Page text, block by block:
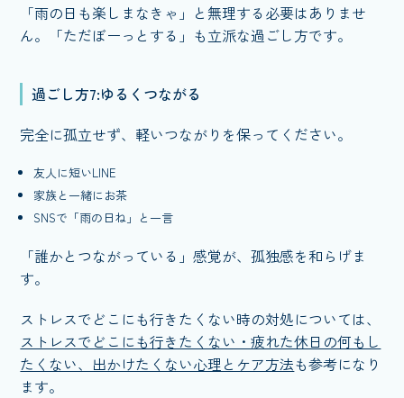
「雨の日も楽しまなきゃ」と無理する必要はありませ
ん。「ただぼーっとする」も立派な過ごし方です。
過ごし方7:ゆるくつながる
完全に孤立せず、軽いつながりを保ってください。
友人に短いLINE
家族と一緒にお茶
SNSで「雨の日ね」と一言
「誰かとつながっている」感覚が、孤独感を和らげま
す。
ストレスでどこにも行きたくない時の対処については、
ストレスでどこにも行きたくない・疲れた休日の何もし
たくない、出かけたくない心理とケア方法も参考になり
ます。